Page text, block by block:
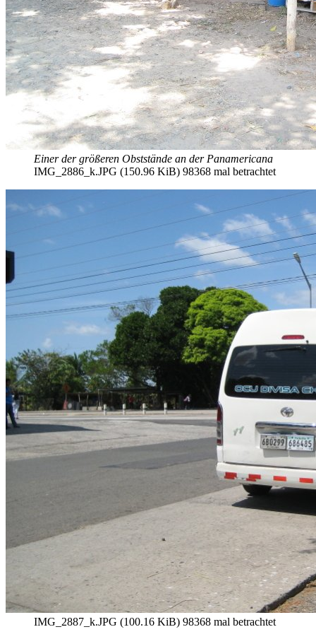
Einer der größeren Obststände an der Panamericana
IMG_2886_k.JPG (150.96 KiB) 98368 mal betrachtet
IMG_2887_k.JPG (100.16 KiB) 98368 mal betrachtet